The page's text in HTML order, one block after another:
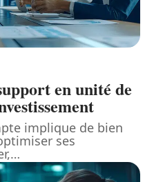
en unité de
implique de bien
ses
…